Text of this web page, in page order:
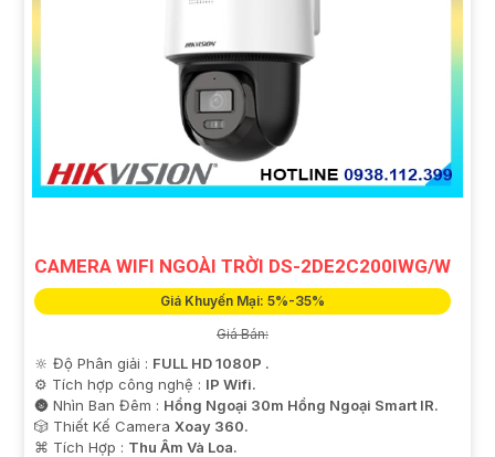
CAMERA WIFI NGOÀI TRỜI DS-2DE2C200IWG/W
Giá Khuyến Mại: 5%-35%
Giá Bán:
🔆 Độ Phân giải : FULL HD 1080P .
⚙ Tích hợp công nghệ : IP Wifi.
🌚 Nhìn Ban Đêm : Hồng Ngoại 30m Hồng Ngoại Smart IR.
🎲 Thiết Kế Camera Xoay 360.
️⌘ Tích Hợp : Thu Âm Và Loa.